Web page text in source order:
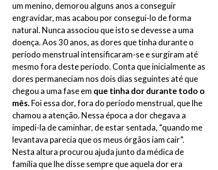
um menino, demorou alguns anos a conseguir
engravidar, mas acabou por consegui-lo de forma
natural. Nunca associou que isto se devesse a uma
doença. Aos 30 anos, as dores que tinha durante o
período menstrual intensificaram-se e surgiram até
mesmo fora deste período. Conta que inicialmente as
dores permaneciam nos dois dias seguintes até que
chegou a uma fase em que tinha dor durante todo o
mês.Foi essa dor, fora do período menstrual, que lhe
chamou a atenção. Nessa época a dor chegava a
impedi-la de caminhar, de estar sentada, “quando me
levantava parecia que os meus órgãos iam cair”.
Nesta altura procurou ajuda junto da médica de
família que lhe disse sempre que aquela dor era